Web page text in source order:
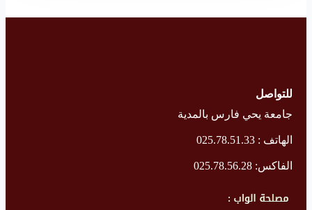
للتواصل
جامعة يحي فارس بالمدية
الهاتف : 025.78.51.33
الفاكس: 025.78.56.28